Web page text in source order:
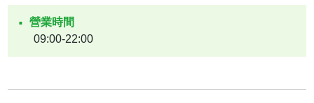
營業時間
09:00-22:00